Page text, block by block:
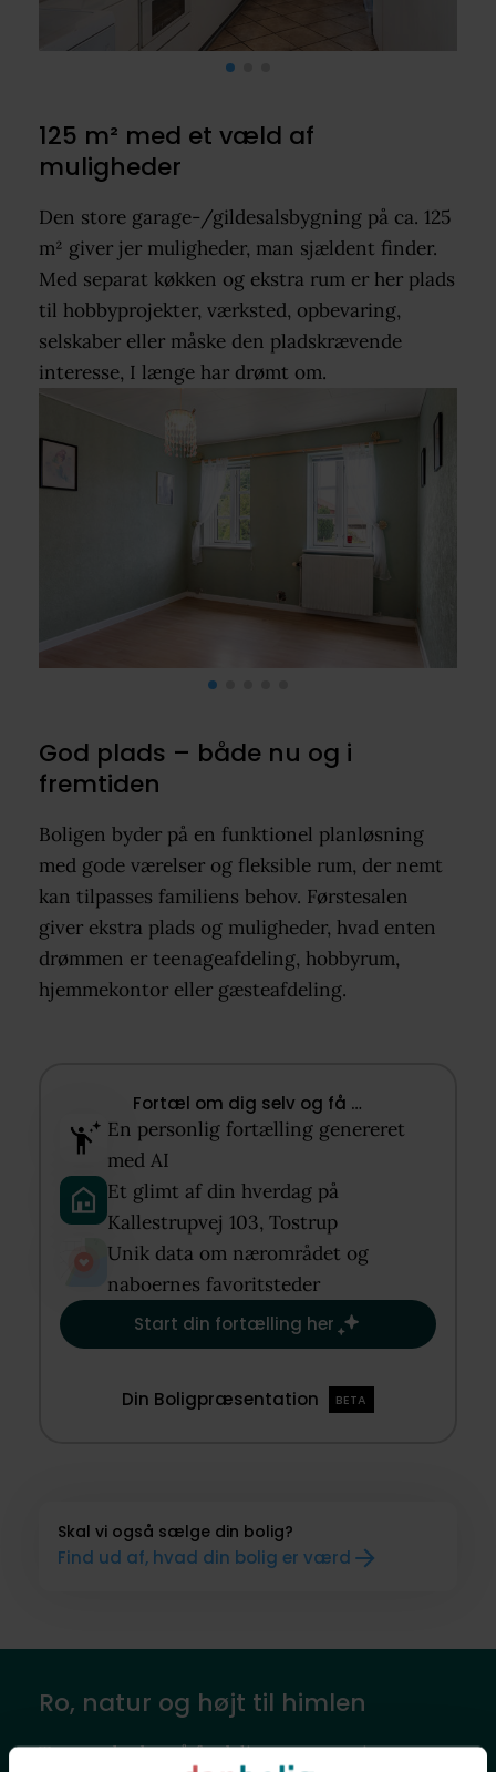
125 m² med et væld af
muligheder
Den store garage-/gildesalsbygning på ca. 125
m² giver jer muligheder, man sjældent finder.
Med separat køkken og ekstra rum er her plads
til hobbyprojekter, værksted, opbevaring,
selskaber eller måske den pladskrævende
interesse, I længe har drømt om.
God plads – både nu og i
fremtiden
Boligen byder på en funktionel planløsning
med gode værelser og fleksible rum, der nemt
kan tilpasses familiens behov. Førstesalen
giver ekstra plads og muligheder, hvad enten
drømmen er teenageafdeling, hobbyrum,
hjemmekontor eller gæsteafdeling.
Fortæl om dig selv og få …​
En personlig fortælling genereret
med AI​
Et glimt af din hverdag på
Kallestrupvej 103, Tostrup​
Unik data om nærområdet og
naboernes favoritsteder​
Start din fortælling her
Din Boligpræsentation BETA
Skal vi også sælge din bolig?
Find ud af, hvad din bolig er værd
Ro, natur og højt til himlen
Tostrup byder på fredelige og naturrige